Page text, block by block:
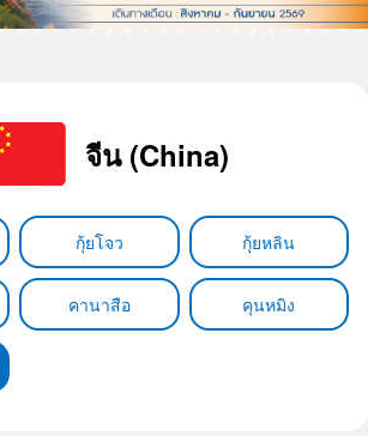
จีน (China)
กุ้ยโจว กุ้ยหลิน
คานาสือ คุนหมิง